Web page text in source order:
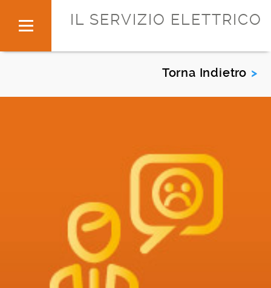
IL SERVIZIO ELETTRICO
<
Torna Indietro